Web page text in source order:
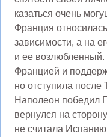
казаться очень
Франция
зависимости, а на
и ее
Францией и
но отступила после
Наполеон победил
вернулся на
не считала